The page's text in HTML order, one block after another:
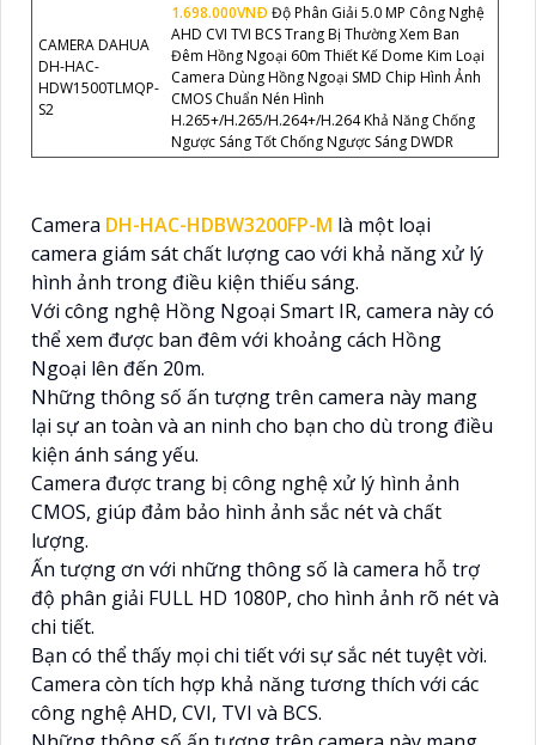
CAMERA DAHUA
DH-HAC-
HDW1500TLMQP-
S2
1.698.000VNÐ Độ Phân Giải 5.0 MP Công Nghệ
AHD CVI TVI BCS Trang Bị Thường Xem Ban
Đêm Hồng Ngoại 60m Thiết Kế Dome Kim Loại
Camera Dùng Hồng Ngoại SMD Chip Hình Ảnh
CMOS Chuẩn Nén Hình
H.265+/H.265/H.264+/H.264 Khả Năng Chống
Ngược Sáng Tốt Chống Ngược Sáng DWDR
Camera DH-HAC-HDBW3200FP-M là một loại
camera giám sát chất lượng cao với khả năng xử lý
hình ảnh trong điều kiện thiếu sáng.
Với công nghệ Hồng Ngoại Smart IR, camera này có
thể xem được ban đêm với khoảng cách Hồng
Ngoại lên đến 20m.
Những thông số ấn tượng trên camera này mang
lại sự an toàn và an ninh cho bạn cho dù trong điều
kiện ánh sáng yếu.
Camera được trang bị công nghệ xử lý hình ảnh
CMOS, giúp đảm bảo hình ảnh sắc nét và chất
lượng.
Ấn tượng ơn với những thông số là camera hỗ trợ
độ phân giải FULL HD 1080P, cho hình ảnh rõ nét và
chi tiết.
Bạn có thể thấy mọi chi tiết với sự sắc nét tuyệt vời.
Camera còn tích hợp khả năng tương thích với các
công nghệ AHD, CVI, TVI và BCS.